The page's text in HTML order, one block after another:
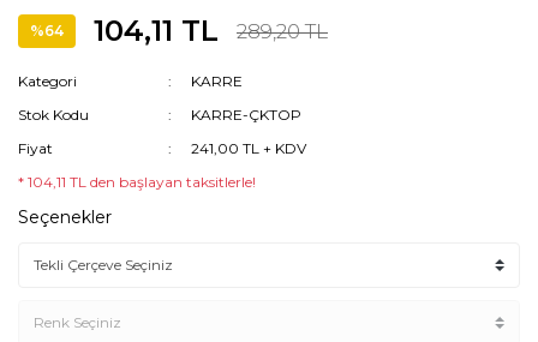
%64 104,11 TL 289,20 TL
Kategori
KARRE
Stok Kodu
KARRE-ÇKTOP
Fiyat
241,00 TL + KDV
* 104,11 TL den başlayan taksitlerle!
Seçenekler